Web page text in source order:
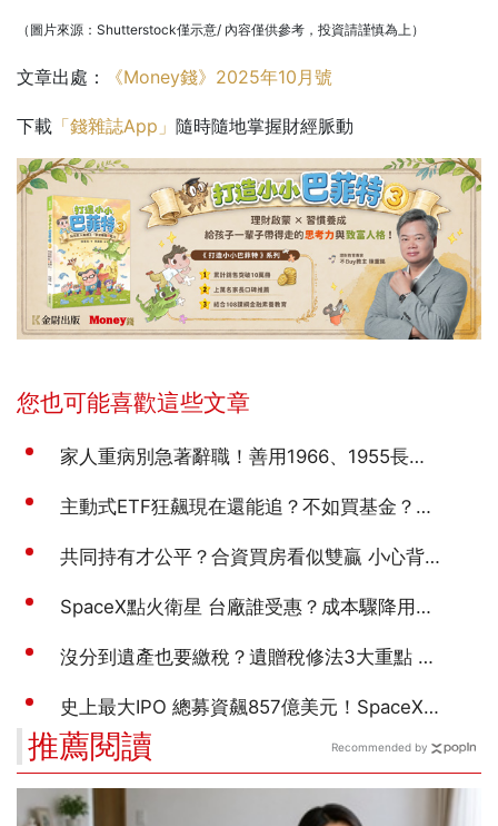
（圖片來源：Shutterstock僅示意/ 內容僅供參考，投資請謹慎為上）
文章出處： 《Money錢》2025年10月號
下載 「錢雜誌App」 隨時隨地掌握財經脈動
推薦閱讀 Recommended by